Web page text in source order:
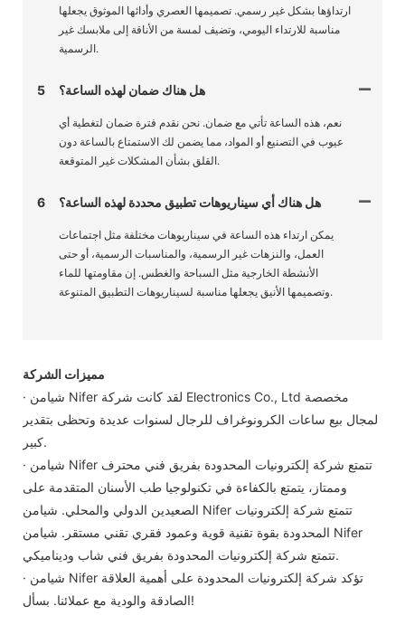
ارتداؤها بشكل غير رسمي. تصميمها العصري وأدائها الموثوق يجعلها
مناسبة للارتداء اليومي، وتضيف لمسة من الأناقة إلى ملابسك غير
الرسمية.
5 هل هناك ضمان لهذه الساعة؟
نعم، هذه الساعة تأتي مع ضمان. نحن نقدم فترة ضمان لتغطية أي
عيوب في التصنيع أو المواد، مما يضمن لك الاستمتاع بالساعة دون
القلق بشأن المشكلات غير المتوقعة.
6 هل هناك أي سيناريوهات تطبيق محددة لهذه الساعة؟
يمكن ارتداء هذه الساعة في سيناريوهات مختلفة مثل اجتماعات
العمل، والنزهات غير الرسمية، والمناسبات الرسمية، أو حتى
الأنشطة الخارجية مثل السباحة والغطس. إن مقاومتها للماء
وتصميمها الأنيق يجعلها مناسبة لسيناريوهات التطبيق المتنوعة.
مميزات الشركة
· شيامن Nifer لقد كانت شركة Electronics Co., Ltd مخصصة
لمجال بيع ساعات الكرونوغراف للرجال لسنوات عديدة وتحظى بتقدير
كبير.
· شيامن Nifer تتمتع شركة إلكترونيات المحدودة بفريق فني محترف
وممتاز، يتمتع بالكفاءة في تكنولوجيا طب الأسنان المتقدمة على
الصعيدين الدولي والمحلي. شيامن Nifer تتمتع شركة إلكترونيات
المحدودة بقوة تقنية قوية وعمود فقري تقني مستقر. شيامن Nifer
تتمتع شركة إلكترونيات المحدودة بفريق فني شاب وديناميكي.
· شيامن Nifer تؤكد شركة إلكترونيات المحدودة على أهمية العلاقة
الصادقة والودية مع عملائنا. بسأل!